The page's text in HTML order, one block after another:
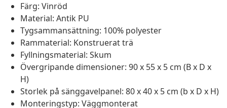
Färg: Vinröd
Material: Antik PU
Tygsammansättning: 100% polyester
Rammaterial: Konstruerat trä
Fyllningsmaterial: Skum
Övergripande dimensioner: 90 x 55 x 5 cm (B x D x
H)
Storlek på sänggavelpanel: 80 x 40 x 5 cm (b x D x H)
Monteringstyp: Väggmonterat